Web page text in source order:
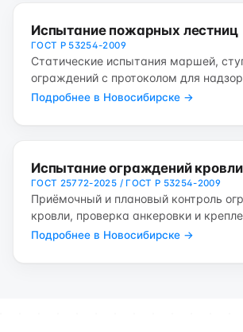
Испытание пожарных лестниц
ГОСТ Р 53254-2009
Статические испытания маршей,
ограждений с протоколом для
Подробнее в Новосибирске →
Испытание ограждений кровли
ГОСТ 25772-2025 / ГОСТ Р 53254-2009
Приёмочный и плановый контроль
кровли, проверка анкеровки и
Подробнее в Новосибирске →